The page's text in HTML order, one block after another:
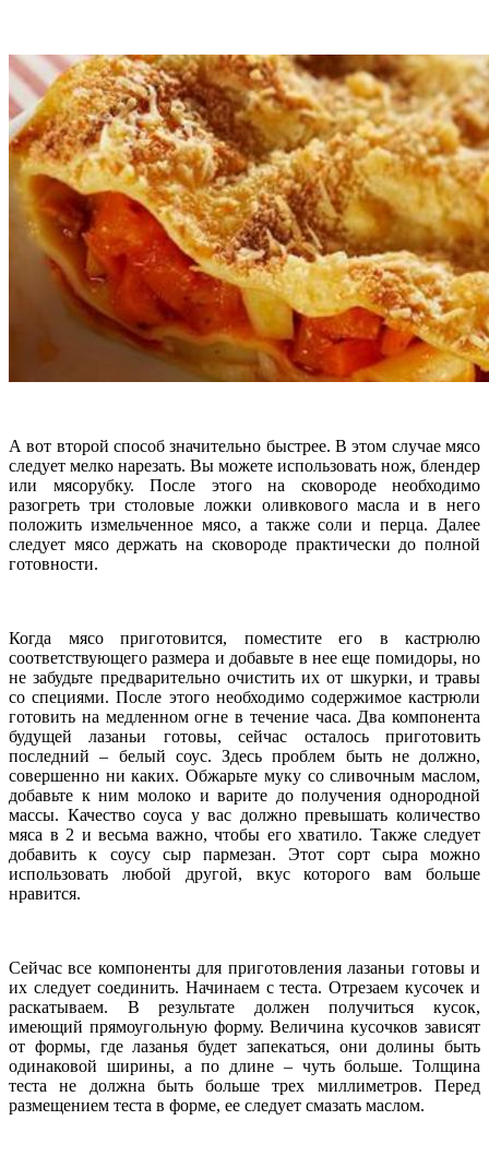
А вот второй способ значительно быстрее. В этом случае мясо
следует мелко нарезать. Вы можете использовать нож, блендер
или мясорубку. После этого на сковороде необходимо
разогреть три столовые ложки оливкового масла и в него
положить измельченное мясо, а также соли и перца. Далее
следует мясо держать на сковороде практически до полной
готовности.
Когда мясо приготовится, поместите его в кастрюлю
соответствующего размера и добавьте в нее еще помидоры, но
не забудьте предварительно очистить их от шкурки, и травы
со специями. После этого необходимо содержимое кастрюли
готовить на медленном огне в течение часа. Два компонента
будущей лазаньи готовы, сейчас осталось приготовить
последний – белый соус. Здесь проблем быть не должно,
совершенно ни каких. Обжарьте муку со сливочным маслом,
добавьте к ним молоко и варите до получения однородной
массы. Качество соуса у вас должно превышать количество
мяса в 2 и весьма важно, чтобы его хватило. Также следует
добавить к соусу сыр пармезан. Этот сорт сыра можно
использовать любой другой, вкус которого вам больше
нравится.
Сейчас все компоненты для приготовления лазаньи готовы и
их следует соединить. Начинаем с теста. Отрезаем кусочек и
раскатываем. В результате должен получиться кусок,
имеющий прямоугольную форму. Величина кусочков зависят
от формы, где лазанья будет запекаться, они долины быть
одинаковой ширины, а по длине – чуть больше. Толщина
теста не должна быть больше трех миллиметров. Перед
размещением теста в форме, ее следует смазать маслом.